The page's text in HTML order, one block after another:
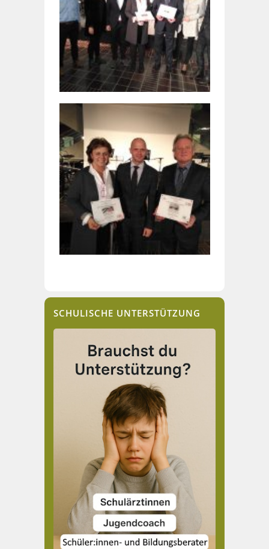
SCHULISCHE UNTERSTÜTZUNG